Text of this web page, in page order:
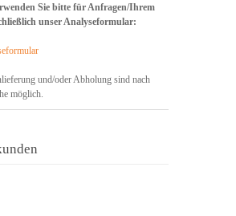
Sie bitte für Anfragen/Ihrem
unser Analyseformular:
und/oder Abholung sind nach
möglich.